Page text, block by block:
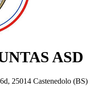
ASD
25014 Castenedolo (BS)